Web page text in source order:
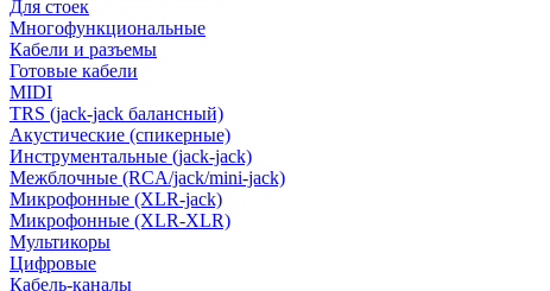
Для стоек
Многофункциональные
Кабели и разъемы
Готовые кабели
MIDI
TRS (jack-jack балансный)
Акустические (спикерные)
Инструментальные (jack-jack)
Межблочные (RCA/jack/mini-jack)
Микрофонные (XLR-jack)
Микрофонные (XLR-XLR)
Мультикоры
Цифровые
Кабель-каналы